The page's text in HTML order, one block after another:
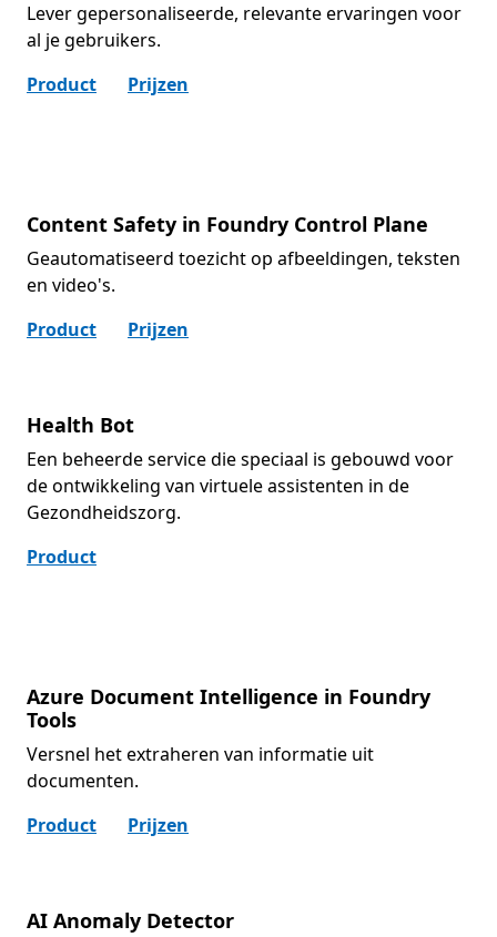
Lever gepersonaliseerde, relevante ervaringen voor
al je gebruikers.
Product
Prijzen
Content Safety in Foundry Control Plane
Geautomatiseerd toezicht op afbeeldingen, teksten
en video's.
Product
Prijzen
Health Bot
Een beheerde service die speciaal is gebouwd voor
de ontwikkeling van virtuele assistenten in de
Gezond­heids­zorg.
Product
Azure Document Intelligence in Foundry
Tools
Versnel het extraheren van informatie uit
documenten.
Product
Prijzen
AI Anomaly Detector